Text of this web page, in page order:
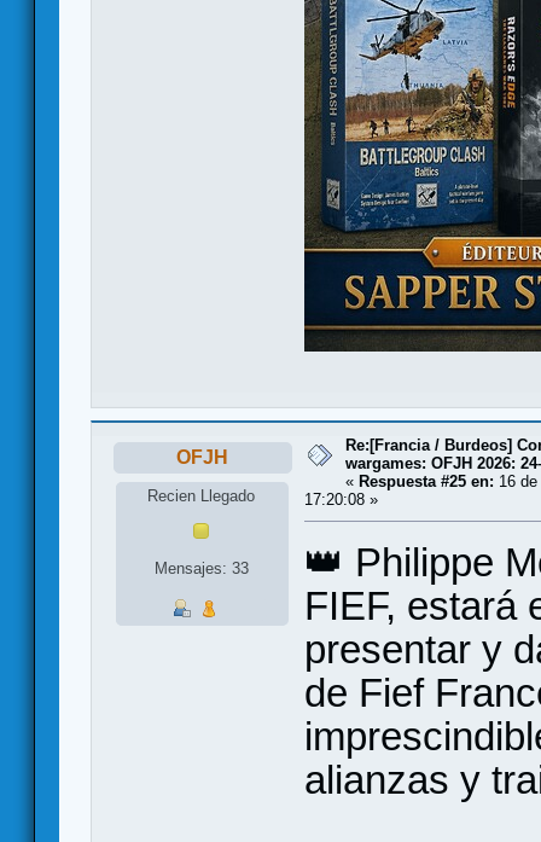
OFJH
Recien Llegado
Mensajes: 33
Re:[Francia / Burdeos]
wargames: OFJH 2026:
« Respuesta #25 en: 16
17:20:08 »
👑 Philippe
FIEF, estará
presentar y
de Fief
alianzas y